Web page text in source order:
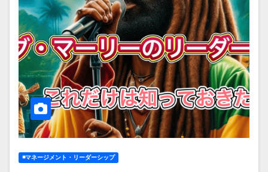
◾️マネージメント・リーダーシップ